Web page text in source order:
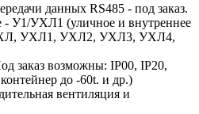
данных RS485 - под заказ.
- У1/УХЛ1 (уличное и внутреннее
УХЛ1, УХЛ2, УХЛ3, УХЛ4,
заказ возможны: IP00, IP20,
до -60t. и др.)
вентиляция и